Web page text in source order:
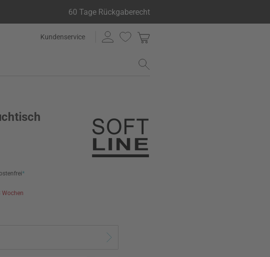
60 Tage Rückgaberecht
Kundenservice
*
Wochen